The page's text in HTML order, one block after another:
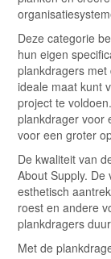
Deze categorie
hun eigen
plankdragers
ideale maat kunt
project te
plankdrager voor
voor een groter
De kwaliteit van
About Supply. De
esthetisch
roest en andere
plankdragers
Met de